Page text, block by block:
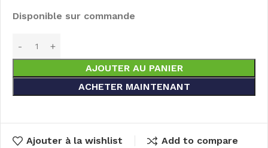
Disponible sur commande
AJOUTER AU PANIER
ACHETER MAINTENANT
Ajouter à la wishlist Add to compare